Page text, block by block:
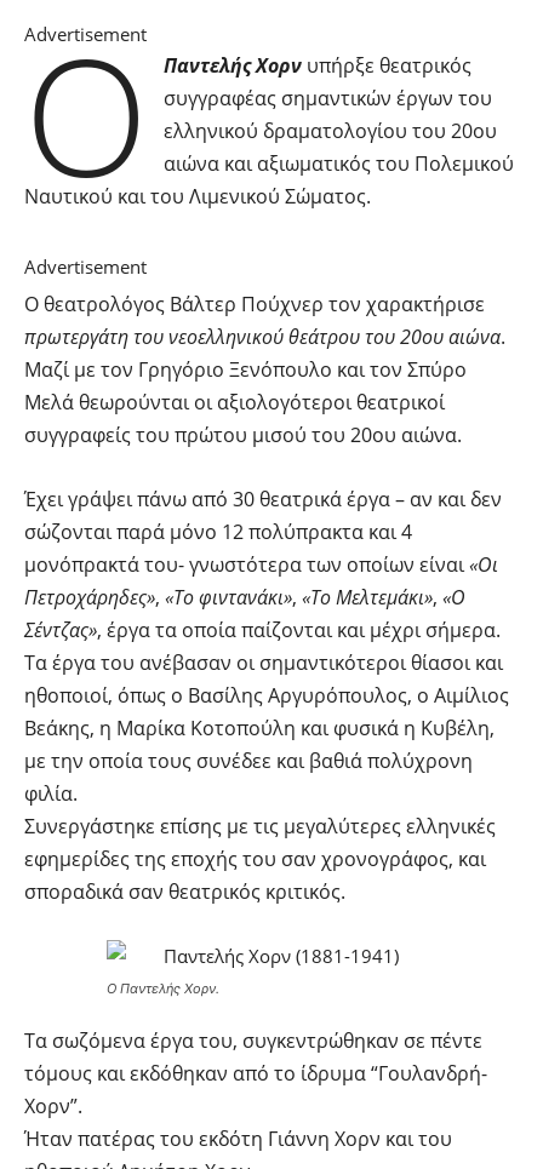
Advertisement
Ο Παντελής Χορν υπήρξε θεατρικός
συγγραφέας σημαντικών έργων του
ελληνικού δραματολογίου του 20ου
αιώνα και αξιωματικός του Πολεμικού
Ναυτικού και του Λιμενικού Σώματος.
Advertisement
Ο θεατρολόγος Βάλτερ Πούχνερ τον χαρακτήρισε
πρωτεργάτη του νεοελληνικού θεάτρου του 20ου αιώνα.
Μαζί με τον Γρηγόριο Ξενόπουλο και τον Σπύρο
Μελά θεωρούνται οι αξιολογότεροι θεατρικοί
συγγραφείς του πρώτου μισού του 20ου αιώνα.
Έχει γράψει πάνω από 30 θεατρικά έργα – αν και δεν
σώζονται παρά μόνο 12 πολύπρακτα και 4
μονόπρακτά του- γνωστότερα των οποίων είναι«Οι
Πετροχάρηδες», «Το φιντανάκι», «Το Μελτεμάκι», «Ο
Σέντζας», έργα τα οποία παίζονται και μέχρι σήμερα.
Τα έργα του ανέβασαν οι σημαντικότεροι θίασοι και
ηθοποιοί, όπως ο Βασίλης Αργυρόπουλος, ο Αιμίλιος
Βεάκης, η Μαρίκα Κοτοπούλη και φυσικά η Κυβέλη,
με την οποία τους συνέδεε και βαθιά πολύχρονη
φιλία.
Συνεργάστηκε επίσης με τις μεγαλύτερες ελληνικές
εφημερίδες της εποχής του σαν χρονογράφος, και
σποραδικά σαν θεατρικός κριτικός.
Ο Παντελής Χορν.
Τα σωζόμενα έργα του, συγκεντρώθηκαν σε πέντε
τόμους και εκδόθηκαν από το ίδρυμα “Γουλανδρή-
Χορν”.
Ήταν πατέρας του εκδότη Γιάννη Χορν και του